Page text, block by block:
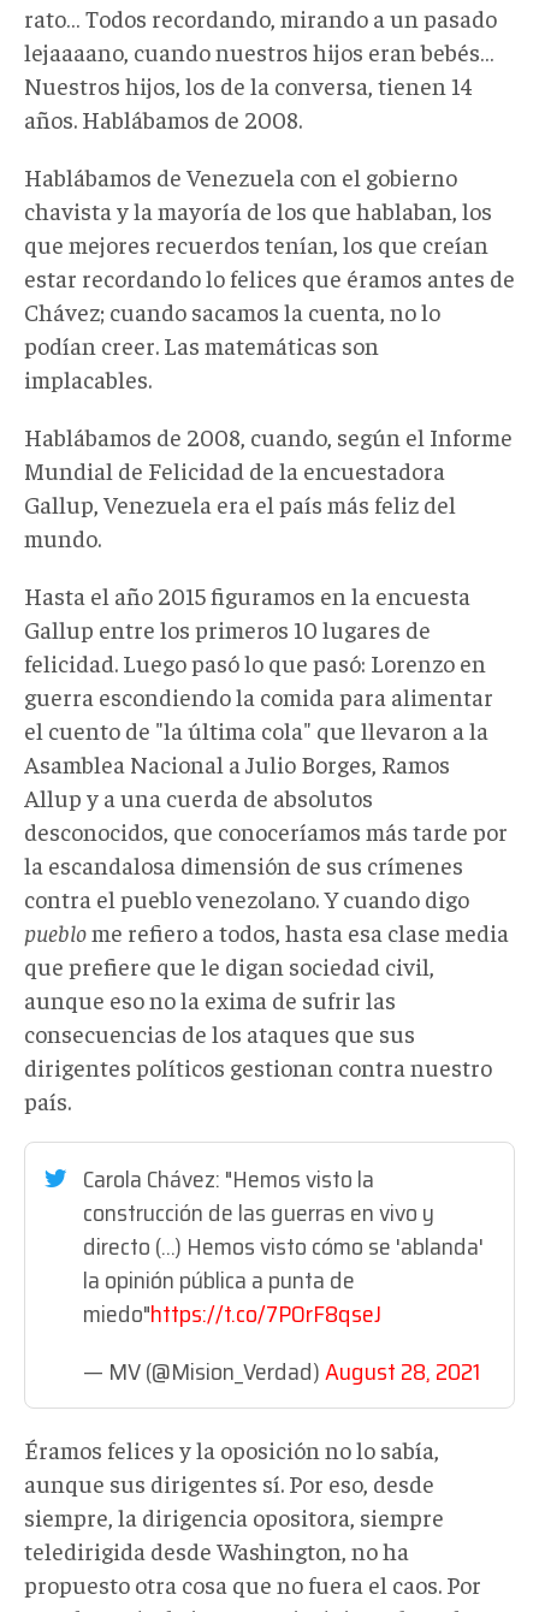
rato… Todos recordando, mirando a un pasado
lejaaaano, cuando nuestros hijos eran bebés…
Nuestros hijos, los de la conversa, tienen 14
años. Hablábamos de 2008.
Hablábamos de Venezuela con el gobierno
chavista y la mayoría de los que hablaban, los
que mejores recuerdos tenían, los que creían
estar recordando lo felices que éramos antes de
Chávez; cuando sacamos la cuenta, no lo
podían creer. Las matemáticas son
implacables.
Hablábamos de 2008, cuando, según el Informe
Mundial de Felicidad de la encuestadora
Gallup, Venezuela era el país más feliz del
mundo.
Hasta el año 2015 figuramos en la encuesta
Gallup entre los primeros 10 lugares de
felicidad. Luego pasó lo que pasó: Lorenzo en
guerra escondiendo la comida para alimentar
el cuento de "la última cola" que llevaron a la
Asamblea Nacional a Julio Borges, Ramos
Allup y a una cuerda de absolutos
desconocidos, que conoceríamos más tarde por
la escandalosa dimensión de sus crímenes
contra el pueblo venezolano. Y cuando digo
pueblome refiero a todos, hasta esa clase media
que prefiere que le digan sociedad civil,
aunque eso no la exima de sufrir las
consecuencias de los ataques que sus
dirigentes políticos gestionan contra nuestro
país.
Carola Chávez: "Hemos visto la
construcción de las guerras en vivo y
directo (...) Hemos visto cómo se 'ablanda'
la opinión pública a punta de
miedo"https://t.co/7POrF8qseJ
— MV (@Mision_Verdad)August 28, 2021
Éramos felices y la oposición no lo sabía,
aunque sus dirigentes sí. Por eso, desde
siempre, la dirigencia opositora, siempre
teledirigida desde Washington, no ha
propuesto otra cosa que no fuera el caos. Por